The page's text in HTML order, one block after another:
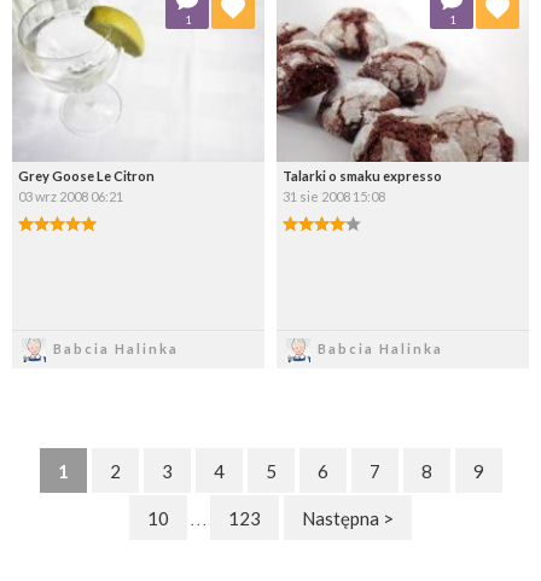
Grey Goose Le Citron
03 wrz 2008 06:21
Babcia Halinka
1
Wybierz listę:
Talarki o smaku expresso
31 sie 2008 15:08
Babcia Halinka
1
Wybierz listę:
1 2 3 4 5 6 7 8 9
10 123 Następna >